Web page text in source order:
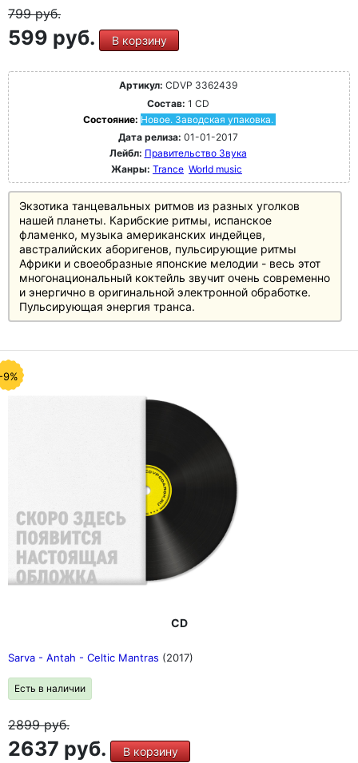
799руб.
599 руб. В корзину
Артикул: CDVP 3362439
Состав: 1 CD
Состояние: Новое. Заводская упаковка.
Дата релиза: 01-01-2017
Лейбл: Правительство Звука
Жанры: Trance World music
Экзотика танцевальных ритмов из разных уголков
нашей планеты. Карибские ритмы, испанское
фламенко, музыка американских индейцев,
австралийских аборигенов, пульсирующие ритмы
Африки и своеобразные японские мелодии - весь этот
многонациональный коктейль звучит очень современно
и энергично в оригинальной электронной обработке.
Пульсирующая энергия транса.
9%
CD
Sarva - Antah - Celtic Mantras (2017)
Есть в наличии
2899руб.
2637 руб. В корзину